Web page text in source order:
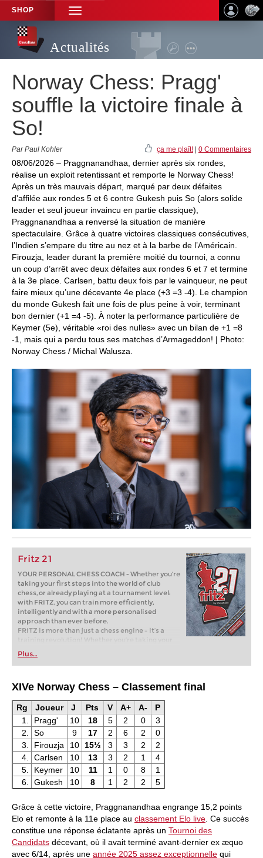
SHOP
TOGGLE
NAVIGATION
Actualités
Norway Chess: Pragg'
souffle la victoire finale à
So!
Par Paul Kohler ça me plaît! 0 Commentaires
08/06/2026 – Praggnanandhaa, dernier après six rondes,
réalise un exploit retentissant et remporte le Norway Chess!
Après un très mauvais départ, marqué par deux défaites
d'affilée aux rondes 5 et 6 contre Gukesh puis So (alors solide
leader et seul joueur invaincu en partie classique),
Praggnanandhaa a renversé la situation de manière
spectaculaire. Grâce à quatre victoires classiques consécutives,
l’Indien s’empare du titre au nez et à la barbe de l’Américain.
Firouzja, leader durant la première moitié du tournoi, a connu
un coup d’arrêt avec deux défaites aux rondes 6 et 7 et termine
à la 3e place. Carlsen, battu deux fois par le vainqueur, ne peut
faire mieux qu’une décevante 4e place (+3 =3 -4). Le champion
du monde Gukesh fait une fois de plus peine à voir, terminant
bon dernier (+1 =4 -5). À noter la performance particulière de
Keymer (5e), véritable «roi des nulles» avec un bilan de +1 =8
-1, mais qui a perdu tous ses matches d’Armageddon! | Photo:
Norway Chess / Michal Walusza.
Fritz 21
YOUR PERSONAL CHESS COACH - Whether you’re
taking your first steps into the world of club
chess, or already playing at a tournament level:
with FRITZ, you can train more efficiently,
intelligently and with a more personalised
approach than ever before.
FRITZ is more than just a chess engine – it’s a
training revolution! Whether you’re taking your
first steps into the world of club chess, or already
playing at a tournament level: with FRITZ, you can
train more efficiently, intelligently and with a
* COMPETE AGAINST LEGENDS
UNDER TIME PRESSURE!
* STYLE SIMULATION AT THE HIGHEST LEVEL
* EVEN STRONGER. EVEN MORE BEAUTIFUL.
EVEN MORE DIRECT.
Plus…
XIVe Norway Chess – Classement final
Rg Joueur J Pts V A+ A-
P
1.
Pragg' 10 18 5 2 0
3
2.
So 9 17 2 6 2
0
3.
Firouzja 10 15½ 3 3 2
2
4.
Carlsen 10 13 3 2 1
4
5.
Keymer 10 11 1 0 8
1
6.
Gukesh 10 8 1 2 2 5
Grâce à cette victoire, Praggnanandhaa engrange 15,2 points
Elo et remonte à la 11e place au classement Elo live . Ce succès
constitue une réponse éclatante après un Tournoi des
Candidats décevant, où il avait terminé avant-dernier ex æquo
avec 6/14, après une année 2025 assez exceptionnelle qui